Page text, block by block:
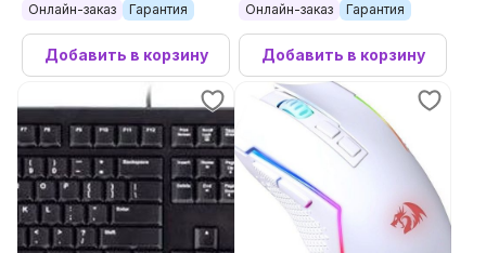
Онлайн-заказ Гарантия
Добавить в корзину
Онлайн-заказ Гарантия
Добавить в корзину